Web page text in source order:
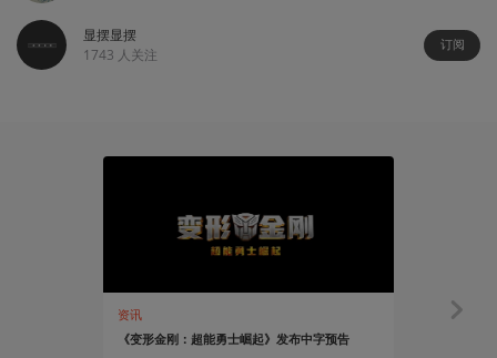
显摆显摆
1743 人关注
订阅
资讯
《变形金刚：超能勇士崛起》发布中字预告
有感而发